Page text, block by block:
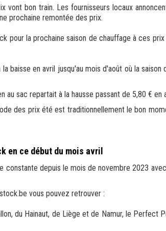
vont bon train. Les fournisseurs locaux
prochaine remontée des prix.
pour la prochaine saison de chauffage à ces
baisse en avril jusqu'au mois d'août où la
au sac repartait à la hausse passant de 5,80 € en
des prix été est traditionnellement le bon
en ce début du mois avril
constante depuis le mois de novembre 2023
vous pouvez retrouver :
du Hainaut, de Liège et de Namur, le